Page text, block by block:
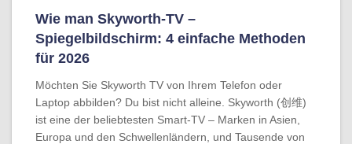
Wie man Skyworth-TV –
Spiegelbildschirm: 4 einfache Methoden
für 2026
Möchten Sie Skyworth TV von Ihrem Telefon oder
Laptop abbilden? Du bist nicht alleine. Skyworth (创维)
ist eine der beliebtesten Smart-TV – Marken in Asien,
Europa und den Schwellenländern, und Tausende von